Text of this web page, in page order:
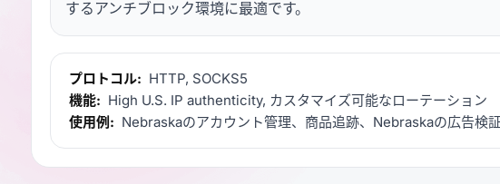
するアンチブロック環境に最適です。
プロトコル: HTTP, SOCKS5
機能: High U.S. IP authenticity, カスタマイズ可能なローテーション
使用例: Nebraskaのアカウント管理、商品追跡、Nebraskaの広告検